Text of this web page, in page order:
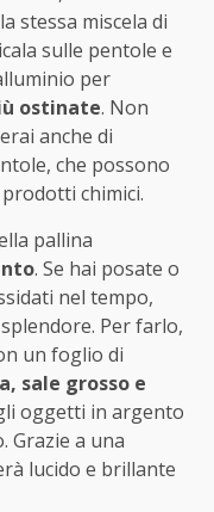
stessa miscela di
sulle pentole e
per
ostinate. Non
anche di
che possono
chimici.
pallina
. Se hai posate o
nel tempo,
Per farlo,
un foglio di
sale grosso e
oggetti in argento
Grazie a una
lucido e brillante